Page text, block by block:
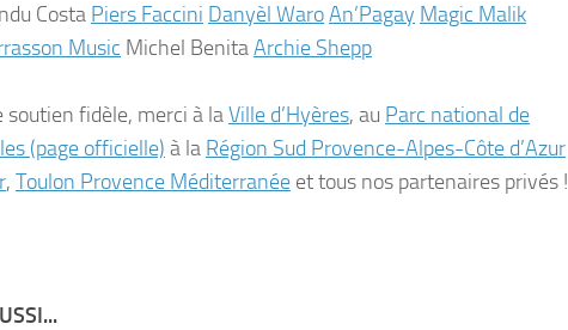
Costa Piers Faccini Danyèl WaroAn’Pagay Magic Malik
Music Michel BenitaArchie Shepp
fidèle, merci à laVille d’Hyères, au Parc national de
(page officielle) à la Région Sud Provence-Alpes-Côte d’Azur
, Toulon Provence Méditerranée et tous nos partenaires privés !